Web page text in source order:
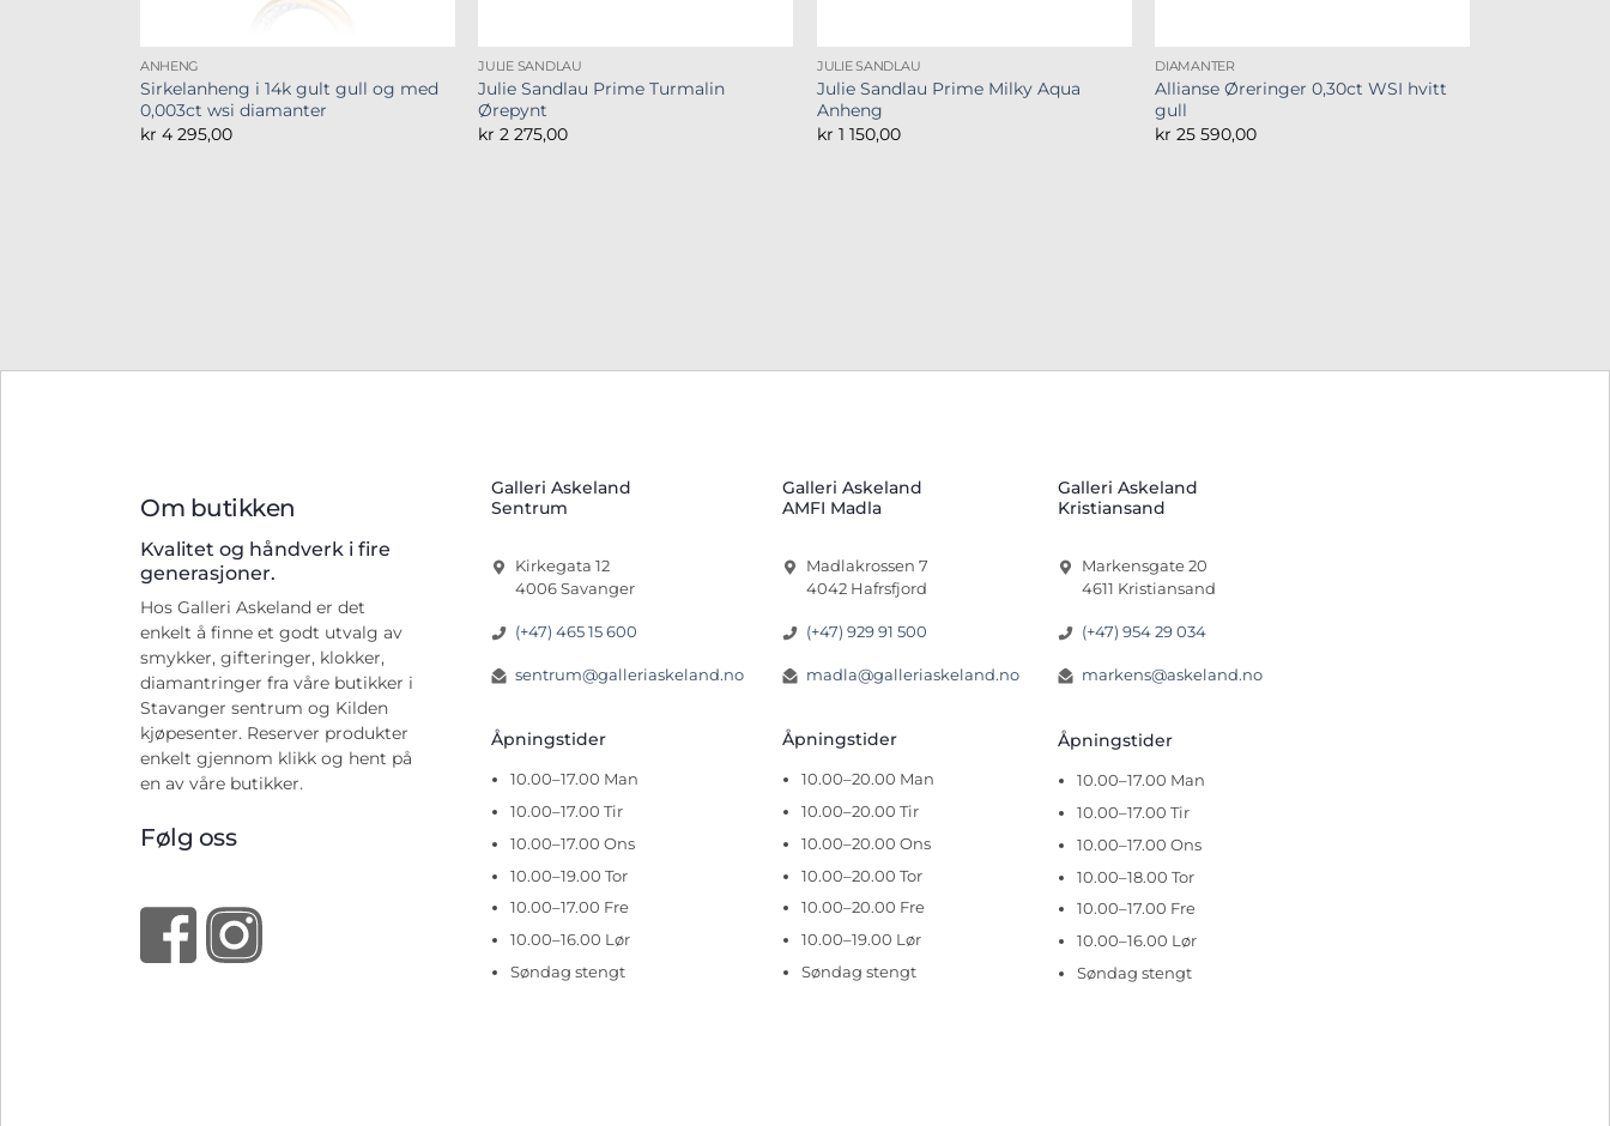
ANHENG
Sirkelanheng i 14k gult gull og med
0,003ct wsi diamanter
kr 4 295,00
JULIE SANDLAU
Julie Sandlau Prime Turmalin
Ørepynt
kr 2 275,00
JULIE SANDLAU
Julie Sandlau Prime Milky Aqua
Anheng
kr 1 150,00
DIAMANTER
Allianse Øreringer 0,30ct WSI hvitt
gull
kr 25 590,00
Om butikken
Kvalitet og håndverk i fire
generasjoner.
Hos Galleri Askeland er det
enkelt å finne et godt utvalg av
smykker, gifteringer, klokker,
diamantringer fra våre butikker i
Stavanger sentrum og Kilden
kjøpesenter. Reserver produkter
enkelt gjennom klikk og hent på
en av våre butikker.
Følg oss
Galleri Askeland
Sentrum
Kirkegata 12
4006 Savanger
(+47) 465 15 600
sentrum@galleriaskeland.no
Åpningstider
10.00–17.00 Man
10.00–17.00 Tir
10.00–17.00 Ons
10.00–19.00 Tor
10.00–17.00 Fre
10.00–16.00 Lør
Søndag stengt
Galleri Askeland
AMFI Madla
Madlakrossen 7
4042 Hafrsfjord
(+47) 929 91 500
madla@galleriaskeland.no
Åpningstider
10.00–20.00 Man
10.00–20.00 Tir
10.00–20.00 Ons
10.00–20.00 Tor
10.00–20.00 Fre
10.00–19.00 Lør
Søndag stengt
Galleri Askeland
Kristiansand
Markensgate 20
4611 Kristiansand
(+47) 954 29 034
markens@askeland.no
Åpningstider
10.00–17.00 Man
10.00–17.00 Tir
10.00–17.00 Ons
10.00–18.00 Tor
10.00–17.00 Fre
10.00–16.00 Lør
Søndag stengt